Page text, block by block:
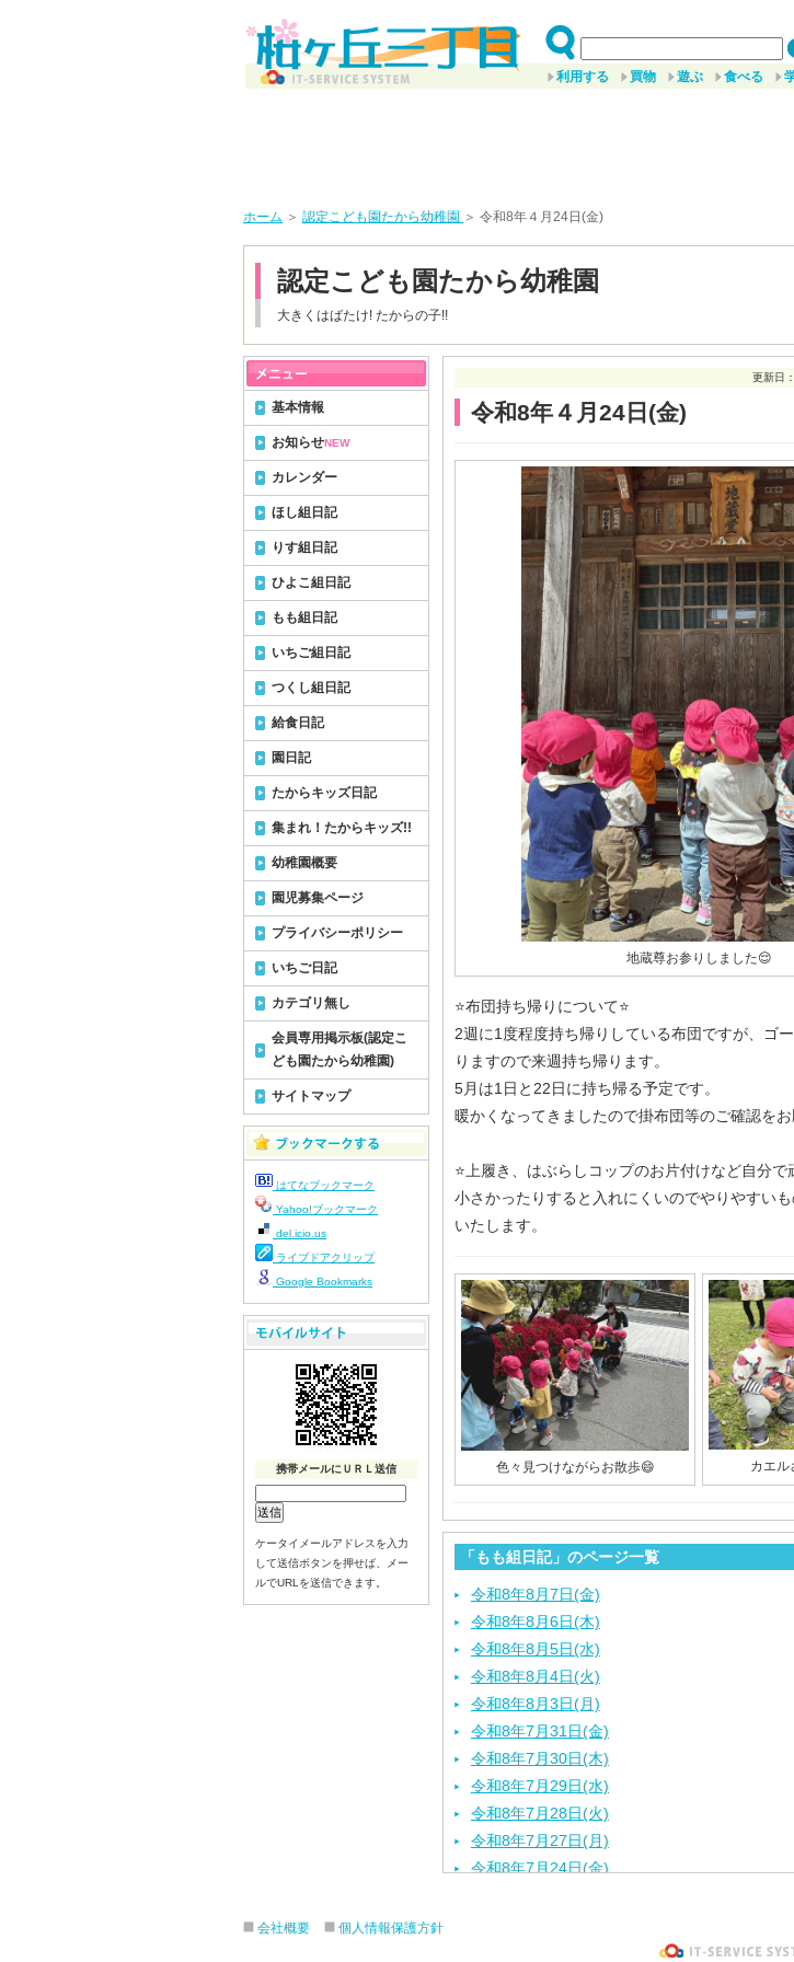
利用する 買物 遊ぶ 食べる
ホーム ＞ 認定こども園たから幼稚園 ＞ 令和8年４月24日(金)
認定こども園たから幼稚園
大きくはばたけ! たからの子!!
更新日
令和8年４月24日(金)
地蔵尊お参りしました😌
⭐️布団持ち帰りについて⭐️
2週に1度程度持ち帰りしている布団ですが、ゴ
りますので来週持ち帰ります。
5月は1日と22日に持ち帰る予定です。
暖かくなってきましたので掛布団等のご確認をお
⭐️上履き、はぶらしコップのお片付けなど自分
小さかったりすると入れにくいのでやりやすい
いたします。
色々見つけながらお散歩😄 カエル
「もも組日記」のページ一覧
令和8年8月7日(金)
令和8年8月6日(木)
令和8年8月5日(水)
令和8年8月4日(火)
令和8年8月3日(月)
令和8年7月31日(金)
令和8年7月30日(木)
令和8年7月29日(水)
令和8年7月28日(火)
令和8年7月27日(月)
令和8年7月24日(金)
基本情報
お知らせNEW
カレンダー
ほし組日記
りす組日記
ひよこ組日記
もも組日記
いちご組日記
つくし組日記
給食日記
園日記
たからキッズ日記
集まれ！たからキッズ!!
幼稚園概要
園児募集ページ
プライバシーポリシー
いちご日記
カテゴリ無し
会員専用掲示板(認定こ
ども園たから幼稚園)
サイトマップ
はてなブックマーク
Yahoo!ブックマーク
del.icio.us
ライブドアクリップ
Google Bookmarks
携帯メールにＵＲＬ送信
ケータイメールアドレスを入力
して送信ボタンを押せば、メー
ルでURLを送信できます。
会社概要 個人情報保護方針